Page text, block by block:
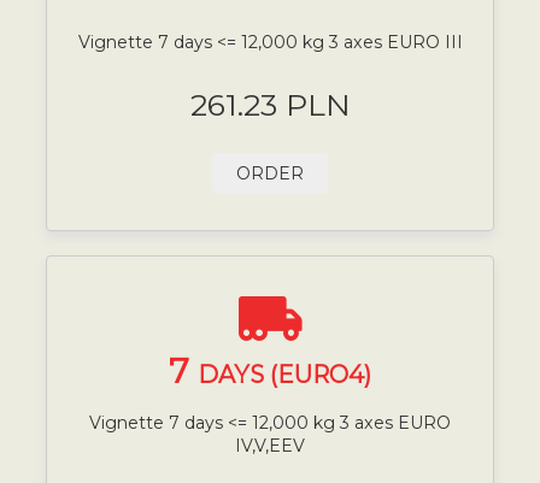
Vignette 7 days <= 12,000 kg 3 axes EURO III
261.23 PLN
ORDER
7 DAYS (EURO4)
Vignette 7 days <= 12,000 kg 3 axes EURO
IV,V,EEV